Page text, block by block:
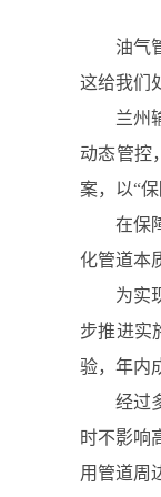
油气
这给我们
兰州
动态管控
案，以“
在保
化管道本
为实
步推进实
验，年内
经过
时不影响
用管道周